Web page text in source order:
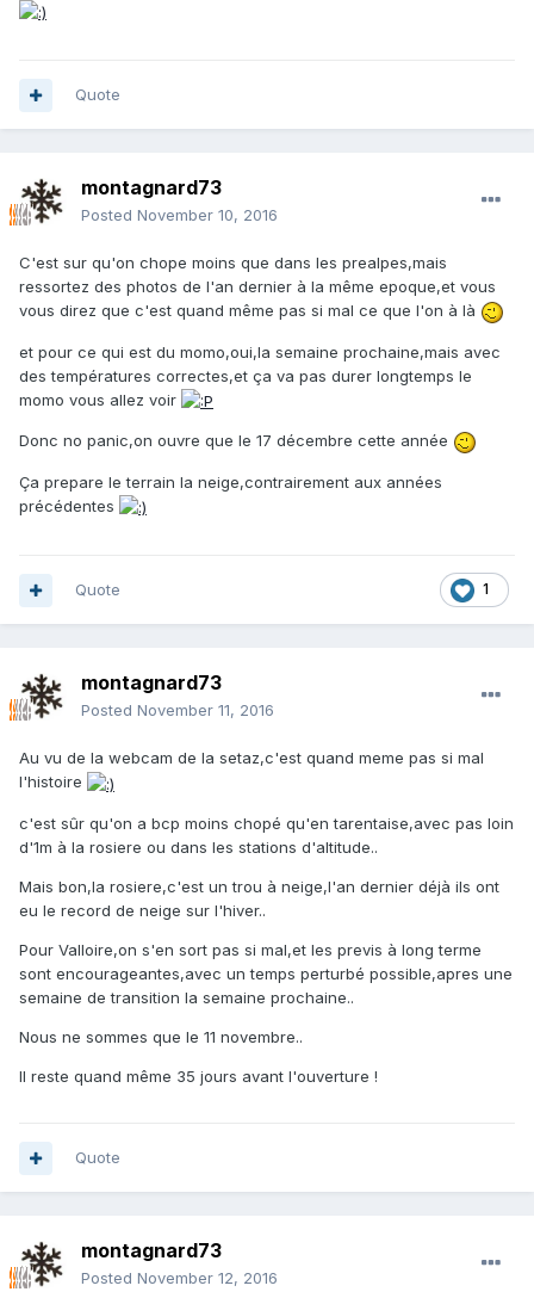
Quote
montagnard73
Posted November 10, 2016
C'est sur qu'on chope moins que dans les prealpes,mais
ressortez des photos de l'an dernier à la même epoque,et vous
vous direz que c'est quand même pas si mal ce que l'on à là
et pour ce qui est du momo,oui,la semaine prochaine,mais avec
des températures correctes,et ça va pas durer longtemps le
momo vous allez voir
Donc no panic,on ouvre que le 17 décembre cette année
Ça prepare le terrain la neige,contrairement aux années
précédentes
1
Quote
montagnard73
Posted November 11, 2016
Au vu de la webcam de la setaz,c'est quand meme pas si mal
l'histoire
c'est sûr qu'on a bcp moins chopé qu'en tarentaise,avec pas loin
d'1m à la rosiere ou dans les stations d'altitude..
Mais bon,la rosiere,c'est un trou à neige,l'an dernier déjà ils ont
eu le record de neige sur l'hiver..
Pour Valloire,on s'en sort pas si mal,et les previs à long terme
sont encourageantes,avec un temps perturbé possible,apres une
semaine de transition la semaine prochaine..
Nous ne sommes que le 11 novembre..
Il reste quand même 35 jours avant l'ouverture !
Quote
montagnard73
Posted November 12, 2016